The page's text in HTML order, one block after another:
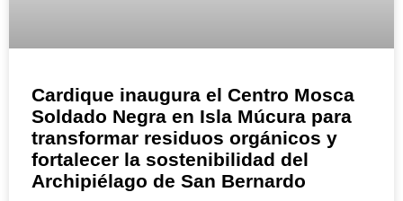
Cardique inaugura el Centro Mosca
Soldado Negra en Isla Múcura para
transformar residuos orgánicos y
fortalecer la sostenibilidad del
Archipiélago de San Bernardo